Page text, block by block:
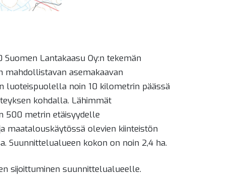
Lantakaasu Oy:n tekemän
asemakaavan
luoteispuolella noin 10 kilometrin päässä
kohdalla. Lähimmät
500 metrin etäisyydelle
maatalouskäytössä olevien kiinteistön
Suunnittelualueen kokon on noin 2,4 ha.
sijoittuminen suunnittelualueelle.